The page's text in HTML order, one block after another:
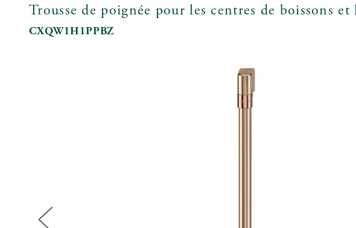
Trousse de poignée pour les centres de boissons
CXQW1H1PPBZ